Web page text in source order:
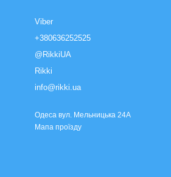
Viber
+380636252525
@RikkiUA
Rikki
info@rikki.ua
Одеса вул. Мельницька 24А
Мапа проїзду